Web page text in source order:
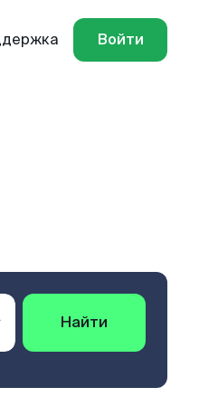
Войти
Найти